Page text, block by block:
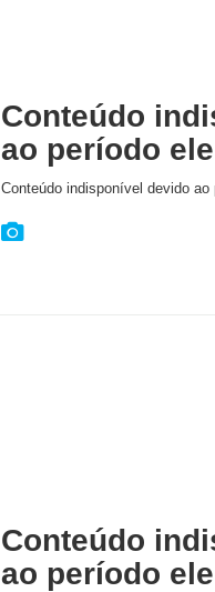
Conteúdo
ao período
Conteúdo indisponível devido ao
Conteúdo
ao período